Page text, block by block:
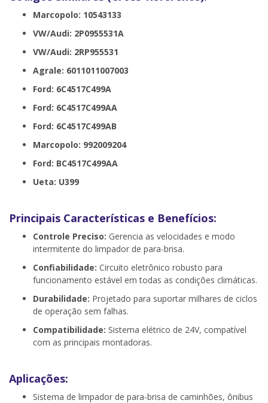
Marcopolo: 10543133
VW/Audi: 2P0955531A
VW/Audi: 2RP955531
Agrale: 6011011007003
Ford: 6C4517C499A
Ford: 6C4517C499AA
Ford: 6C4517C499AB
Marcopolo: 992009204
Ford: BC4517C499AA
Ueta: U399
Principais Características e Benefícios:
Controle Preciso: Gerencia as velocidades e modo
intermitente do limpador de para-brisa.
Confiabilidade: Circuito eletrônico robusto para
funcionamento estável em todas as condições climáticas.
Durabilidade: Projetado para suportar milhares de ciclos
de operação sem falhas.
Compatibilidade: Sistema elétrico de 24V, compatível
com as principais montadoras.
Aplicações:
Sistema de limpador de para-brisa de caminhões, ônibus